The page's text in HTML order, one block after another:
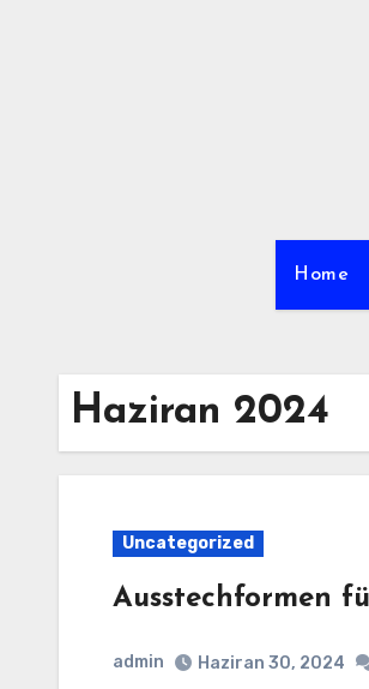
Home
Haziran 2024
Uncategorized
Ausstechformen
admin Haziran 30, 2024